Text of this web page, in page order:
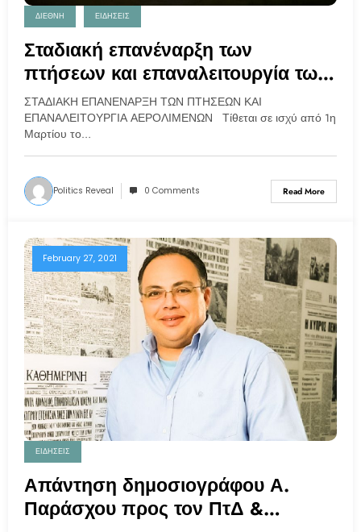
ΔΙΕΘΝΗ ΕΙΔΗΣΕΙΣ
Σταδιακή επανέναρξη των
πτήσεων και επαναλειτουργία των
αερολιμένων
ΣΤΑΔΙΑΚΗ ΕΠΑΝΕΝΑΡΞΗ ΤΩΝ ΠΤΗΣΕΩΝ ΚΑΙ
ΕΠΑΝΑΛΕΙΤΟΥΡΓΙΑ ΑΕΡΟΛΙΜΕΝΩΝ Τίθεται σε ισχύ από 1η
Μαρτίου το…
Politics Reveal 0 Comments Read More
February 27, 2021
ΕΙΔΗΣΕΙΣ
Απάντηση δημοσιογράφου Α.
Παράσχου προς τον ΠτΔ &